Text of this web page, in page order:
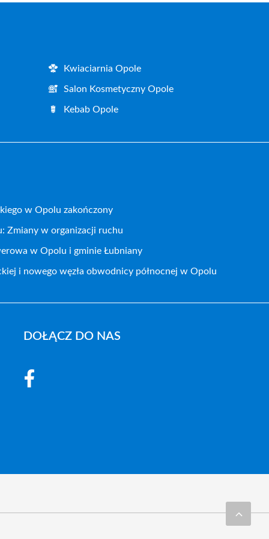
Kwiaciarnia Opole
Salon Kosmetyczny Opole
Kebab Opole
w Opolu zakończony
Zmiany w organizacji ruchu
w Opolu i gminie Łubniany
i nowego węzła obwodnicy północnej w Opolu
DOŁĄCZ DO NAS